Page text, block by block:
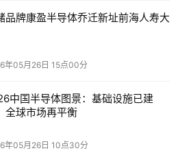
代表的传统AI集成商，拥有丰富
覆盖“封存的数据”。
发体系。其自研AI引擎 Gaia不
门服务于企业数据语义理解与上下
品牌康盈半导体乔迁新址前海人寿大
年05月26日 15点00分
中国半导体图景：基础设施已建
全球市场再平衡
年05月26日 10点30分